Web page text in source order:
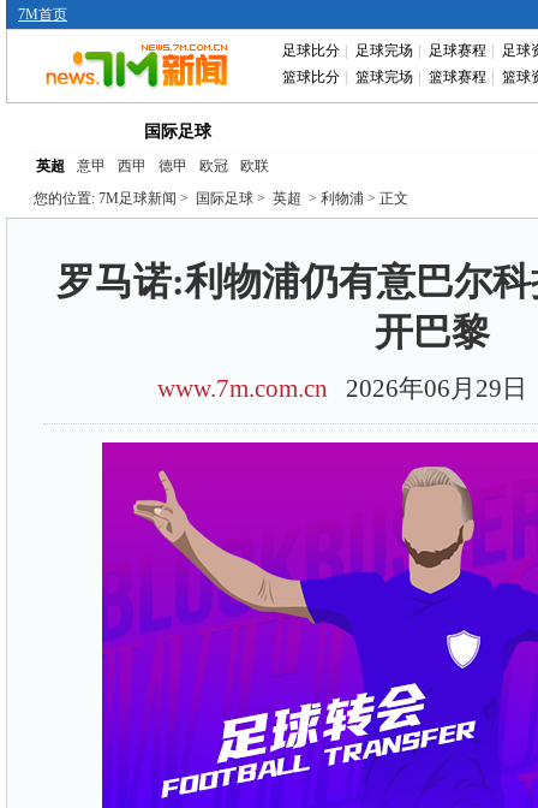
7M首页
足球比分 足球完场 足球赛程
足球
篮球比分
篮球完场 篮球赛程 篮球
国际足球
英超 意甲 西甲 德甲 欧冠
欧联
您的位置: 7M足球新闻 > 国际足球 > 英超 > 利物浦 > 正文
罗马诺:利物浦仍有意巴尔
开巴黎
www.7m.com.cn 2026年06月29